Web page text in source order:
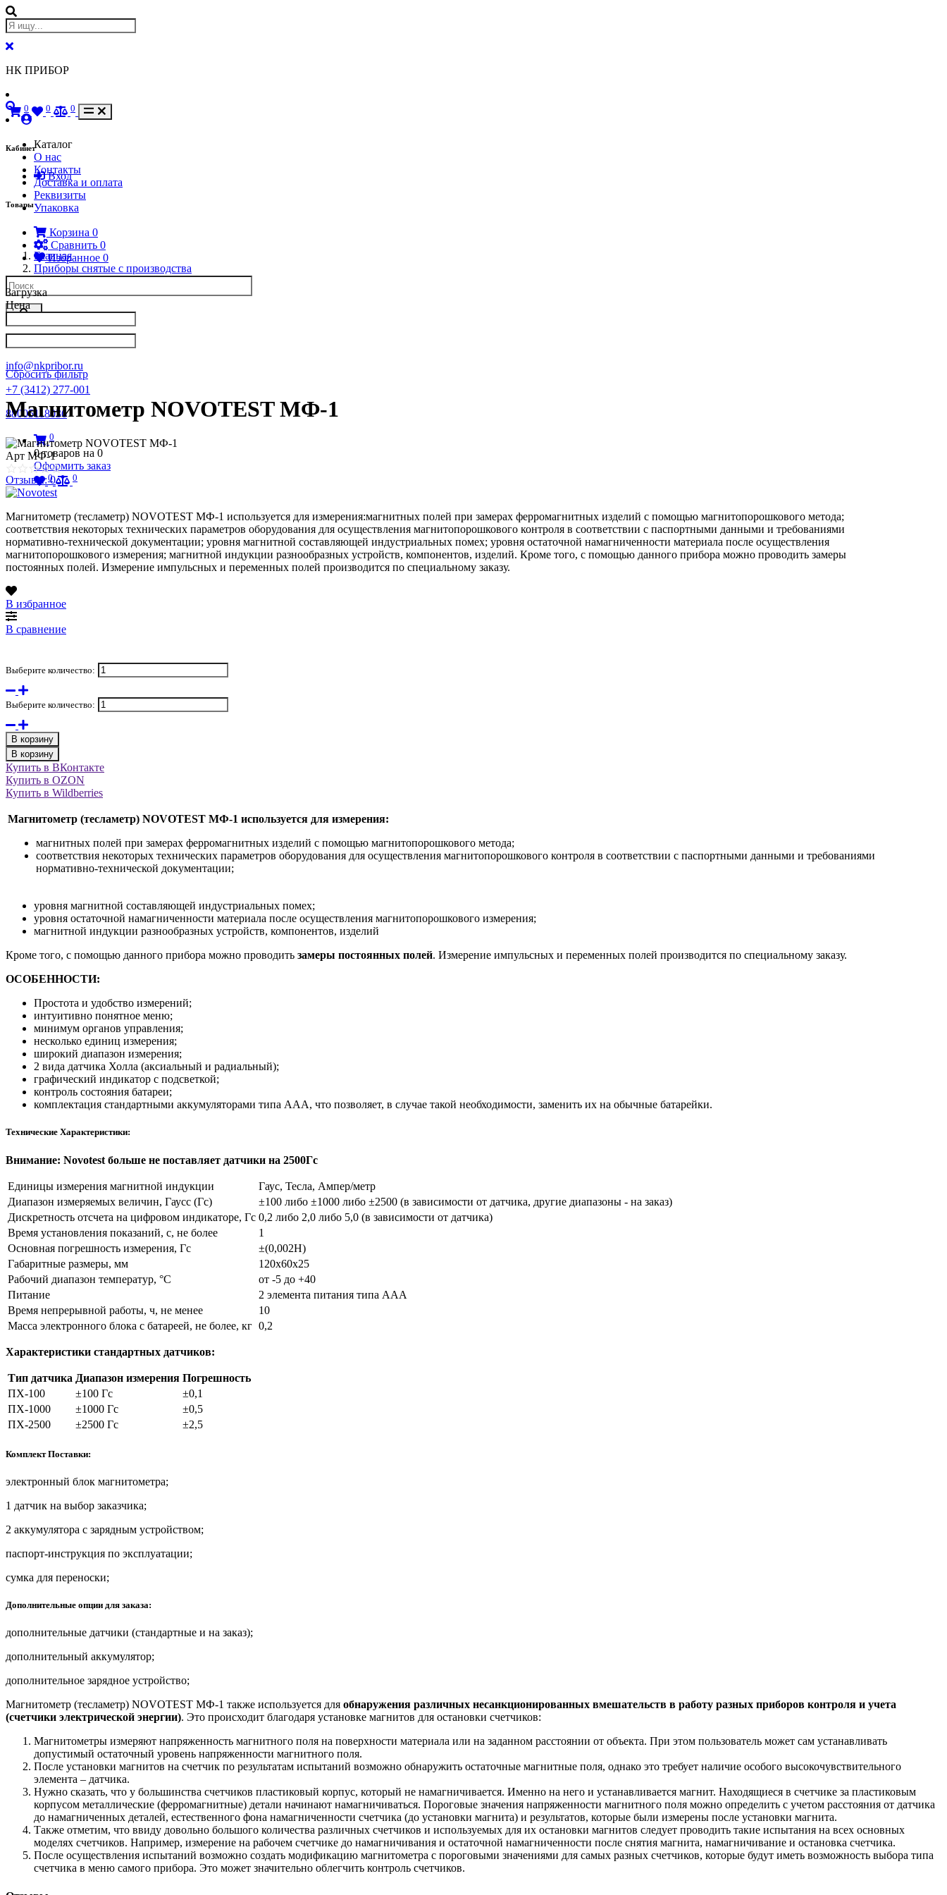
НК ПРИБОР
Кабинет
Вход
Товары
Корзина 0
Сравнить 0
Избранное 0
info@nkpribor.ru
+7 (3412) 277-001
88005118036
0
0 товаров на 0
Оформить заказ
0 0
0 0 0
Каталог
О нас
Контакты
Доставка и оплата
Реквизиты
Упаковка
Главная
Приборы снятые с производства
Загрузка
Цена
Сбросить фильтр
Магнитометр NOVOTEST МФ-1
Арт МФ-1
Отзывы: 0
Магнитометр (тесламетр) NOVOTEST МФ-1 используется для измерения:магнитных полей при замерах ферромагнитных изделий с помощью магнитопорошкового метода;
соответствия некоторых технических параметров оборудования для осуществления магнитопорошкового контроля в соответствии с паспортными данными и требованиями
нормативно-технической документации; уровня магнитной составляющей индустриальных помех; уровня остаточной намагниченности материала после осуществления
магнитопорошкового измерения; магнитной индукции разнообразных устройств, компонентов, изделий. Кроме того, с помощью данного прибора можно проводить замеры
постоянных полей. Измерение импульсных и переменных полей производится по специальному заказу.
В избранное
В сравнение
Выберите количество:
Выберите количество:
В корзину
В корзину
Купить в ВКонтакте
Купить в OZON
Купить в Wildberries
Магнитометр (тесламетр) NOVOTEST МФ-1 используется для измерения:
магнитных полей при замерах ферромагнитных изделий с помощью магнитопорошкового метода;
соответствия некоторых технических параметров оборудования для осуществления магнитопорошкового контроля в соответствии с паспортными данными и требованиями
нормативно-технической документации;
уровня магнитной составляющей индустриальных помех;
уровня остаточной намагниченности материала после осуществления магнитопорошкового измерения;
магнитной индукции разнообразных устройств, компонентов, изделий
Кроме того, с помощью данного прибора можно проводить замеры постоянных полей. Измерение импульсных и переменных полей производится по специальному заказу.
ОСОБЕННОСТИ:
Простота и удобство измерений;
интуитивно понятное меню;
минимум органов управления;
несколько единиц измерения;
широкий диапазон измерения;
2 вида датчика Холла (аксиальный и радиальный);
графический индикатор с подсветкой;
контроль состояния батареи;
комплектация стандартными аккумуляторами типа ААА, что позволяет, в случае такой необходимости, заменить их на обычные батарейки.
Технические Характеристики:
Внимание: Novotest больше не поставляет датчики на 2500Гс
Единицы измерения магнитной индукции
Гаус, Тесла, Ампер/метр
Диапазон измеряемых величин, Гаусс (Гс)
±100 либо ±1000 либо ±2500 (в зависимости от датчика, другие диапазоны - на заказ)
Дискретность отсчета на цифровом индикаторе, Гс 0,2 либо 2,0 либо 5,0 (в зависимости от датчика)
Время установления показаний, с, не более
1
Основная погрешность измерения, Гс
±(0,002Н)
Габаритные размеры, мм
120х60х25
Рабочий диапазон температур, °С
от -5 до +40
Питание
2 элемента питания типа ААА
Время непрерывной работы, ч, не менее
10
Масса электронного блока с батареей, не более, кг 0,2
Характеристики стандартных датчиков:
Тип датчика Диапазон измерения Погрешность
ПХ-100
±100 Гс
±0,1
ПХ-1000
±1000 Гс
±0,5
ПХ-2500
±2500 Гс ±2,5
Комплект Поставки:
электронный блок магнитометра;
1 датчик на выбор заказчика;
2 аккумулятора с зарядным устройством;
паспорт-инструкция по эксплуатации;
сумка для переноски;
Дополнительные опции для заказа:
дополнительные датчики (стандартные и на заказ);
дополнительный аккумулятор;
дополнительное зарядное устройство;
Магнитометр (тесламетр) NOVOTEST МФ-1 также используется для обнаружения различных несанкционированных вмешательств в работу разных приборов контроля и учета
(счетчики электрической энергии). Это происходит благодаря установке магнитов для остановки счетчиков:
Магнитометры измеряют напряженность магнитного поля на поверхности материала или на заданном расстоянии от объекта. При этом пользователь может сам устанавливать
допустимый остаточный уровень напряженности магнитного поля.
После установки магнитов на счетчик по результатам испытаний возможно обнаружить остаточные магнитные поля, однако это требует наличие особого высокочувствительного
элемента – датчика.
Нужно сказать, что у большинства счетчиков пластиковый корпус, который не намагничивается. Именно на него и устанавливается магнит. Находящиеся в счетчике за пластиковым
корпусом металлические (ферромагнитные) детали начинают намагничиваться. Пороговые значения напряженности магнитного поля можно определить с учетом расстояния от датчика
до намагниченных деталей, естественного фона намагниченности счетчика (до установки магнита) и результатов, которые были измерены после установки магнита.
Также отметим, что ввиду довольно большого количества различных счетчиков и используемых для их остановки магнитов следует проводить такие испытания на всех основных
моделях счетчиков. Например, измерение на рабочем счетчике до намагничивания и остаточной намагниченности после снятия магнита, намагничивание и остановка счетчика.
После осуществления испытаний возможно создать модификацию магнитометра с пороговыми значениями для самых разных счетчиков, которые будут иметь возможность выбора типа
счетчика в меню самого прибора. Это может значительно облегчить контроль счетчиков.